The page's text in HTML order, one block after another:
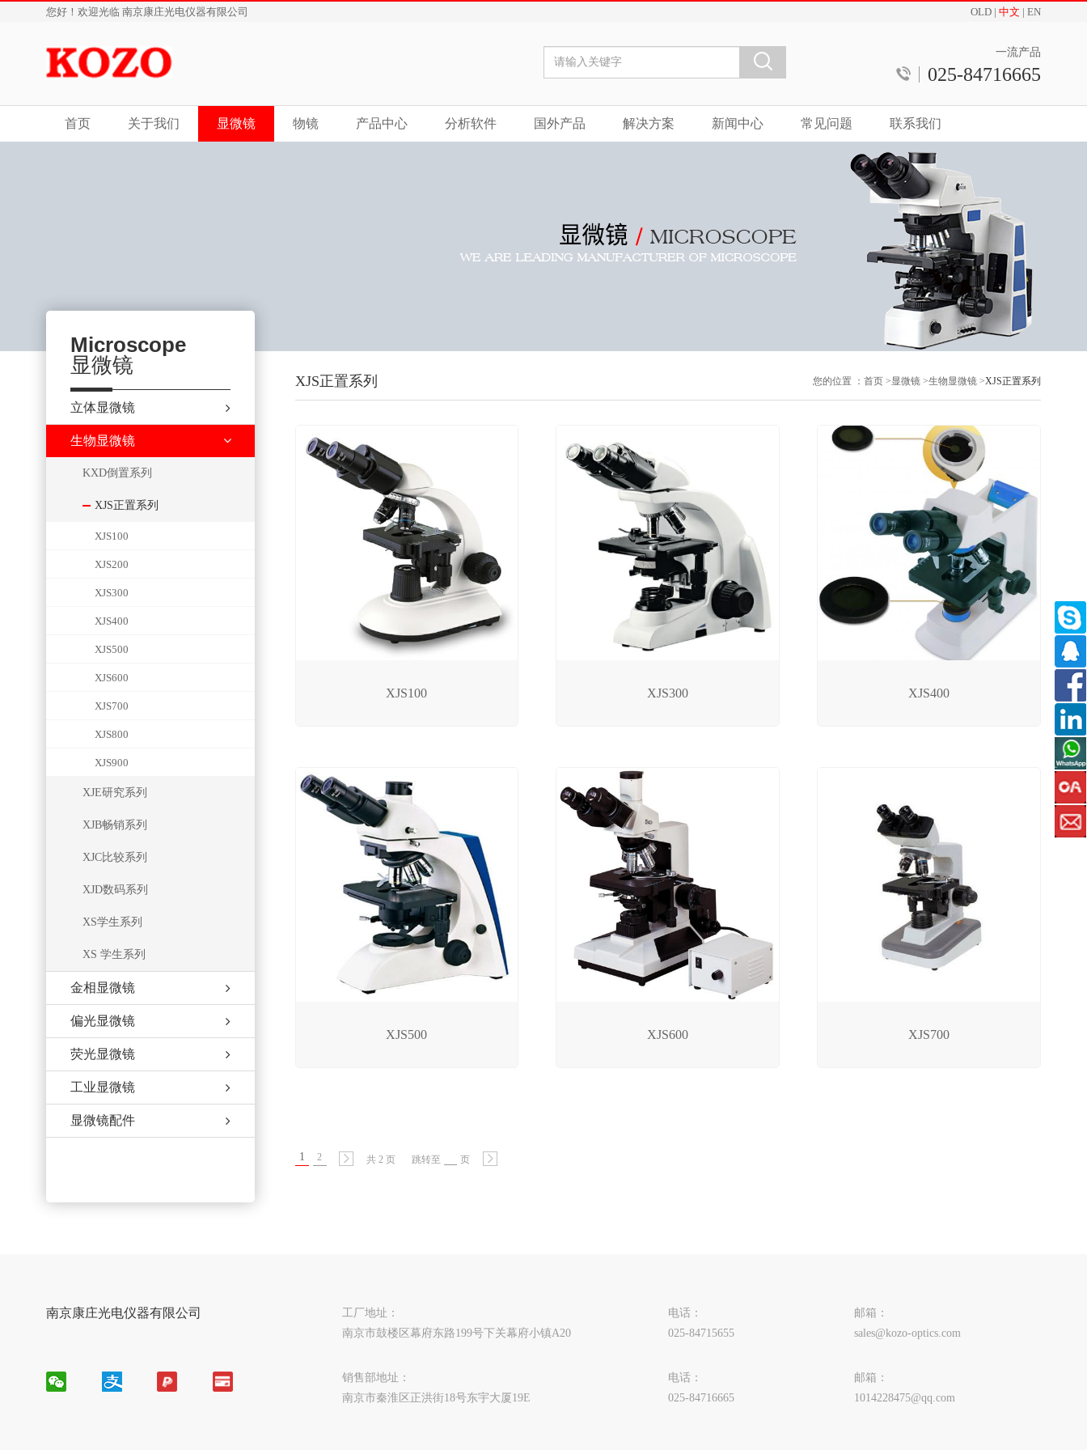
您好！欢迎光临 南京康庄光电仪器有限公司 OLD | 中文 | EN
一流产品
025-84716665
首页 关于我们 显微镜 物镜 产品中心 分析软件 国外产品 解决方案 新闻中心 常见问题 联系我们
Microscope
显微镜
立体显微镜
生物显微镜
KXD倒置系列
XJS正置系列
XJS100
XJS200
XJS300
XJS400
XJS500
XJS600
XJS700
XJS800
XJS900
XJE研究系列
XJB畅销系列
XJC比较系列
XJD数码系列
XS学生系列
XS 学生系列
金相显微镜
偏光显微镜
荧光显微镜
工业显微镜
显微镜配件
XJS正置系列 您的位置 ： 首页 >显微镜 >生物显微镜 >XJS正置系列
XJS100 XJS300 XJS400
XJS500 XJS600 XJS700
1 2 共 2 页 跳转至 页
南京康庄光电仪器有限公司
工厂地址：
南京市鼓楼区幕府东路199号下关幕府小镇A20
电话：
025-84715655
邮箱：
sales@kozo-optics.com
销售部地址：
南京市秦淮区正洪街18号东宇大厦19E
电话：
025-84716665
邮箱：
1014228475@qq.com